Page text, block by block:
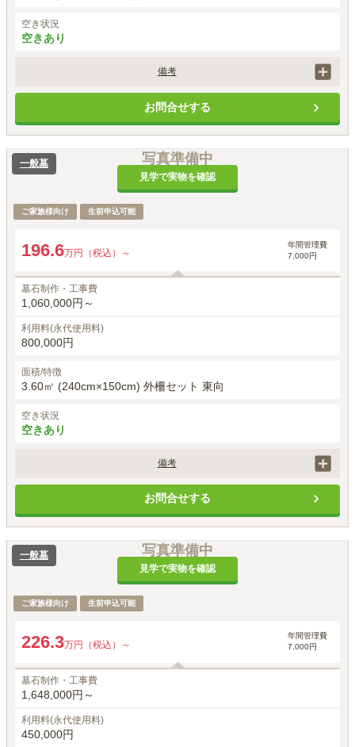
空き状況
空きあり
備考
墓石工事代は、石の材質や加工によって価格は異なります。
別途、埋葬料として27,500円（税込）がかかります。
初回納骨時のみ手桶使用料5,000円（税込）がかかります。
お問合せする
写真準備中
見学で実物を確認
一般墓
ご家族様向け 生前申込可能
196.6万円（税込）～
年間管理費
7,000円
墓石制作・工事費
1,060,000円～
利用料(永代使用料)
800,000円
面積/特徴
3.60㎡ (240cm×150cm) 外柵セット 東向
空き状況
空きあり
備考
墓石制作・工事費1,060,000円～は外柵のみの価格です。※石碑移送可
別途、埋葬料として27,500円（税込）がかかります。
初回納骨時のみ手桶使用料5,000円（税込）がかかります。
お問合せする
写真準備中
見学で実物を確認
一般墓
ご家族様向け 生前申込可能
226.3万円（税込）～
年間管理費
7,000円
墓石制作・工事費
1,648,000円～
利用料(永代使用料)
450,000円